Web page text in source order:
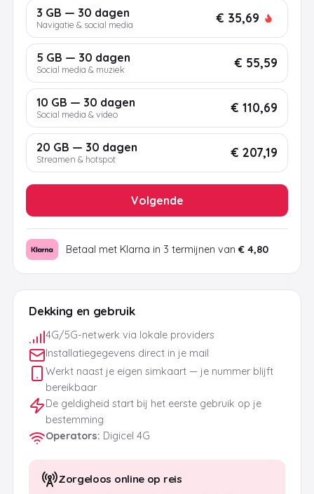
Dekking en gebruik
4G/5G-netwerk via lokale providers
Installatiegegevens direct in je mail
Werkt naast je eigen simkaart — je nummer blijft
bereikbaar
De geldigheid start bij het eerste gebruik op je
bestemming
Operators: Digicel 4G
Zorgeloos online op reis
3 GB — 30 dagen
Navigatie & social media € 35,69
5 GB — 30 dagen
Social media & muziek € 55,59
10 GB — 30 dagen
Social media & video € 110,69
20 GB — 30 dagen
Streamen & hotspot € 207,19
Volgende
Betaal met Klarna in 3 termijnen van € 4,80